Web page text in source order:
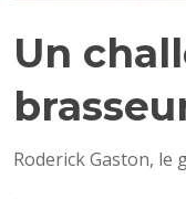
Un
Roderick Gaston, le